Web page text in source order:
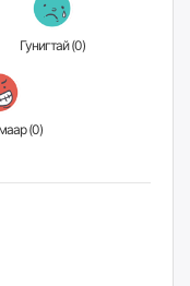
Гунигтай (0)
Үзэн ядмаар (0)